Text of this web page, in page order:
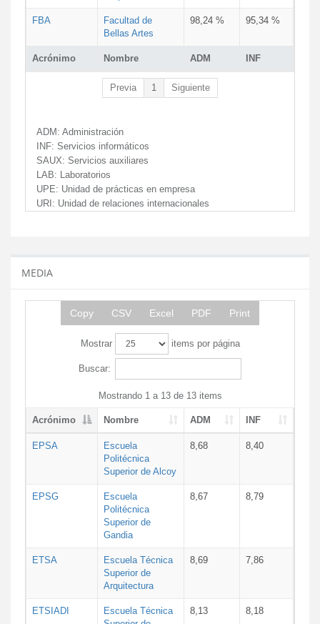
Acrónimo Nombre ADM INF
FBA
Facultad de
Bellas Artes
98,24 % 95,34 %
Previa 1 Siguiente
ADM: Administración
INF: Servicios informáticos
SAUX: Servicios auxiliares
LAB: Laboratorios
UPE: Unidad de prácticas en empresa
URI: Unidad de relaciones internacionales
MEDIA
Copy CSV Excel PDF Print
Mostrar items por página
Buscar:
Mostrando 1 a 13 de 13 items
Acrónimo Nombre ADM INF
EPSA
Escuela
Politécnica
Superior de Alcoy
8,68 8,40
EPSG
Escuela
Politécnica
Superior de
Gandia
8,67 8,79
ETSA
Escuela Técnica
Superior de
Arquitectura
8,69 7,86
ETSIADI
Escuela Técnica
8,13 8,18